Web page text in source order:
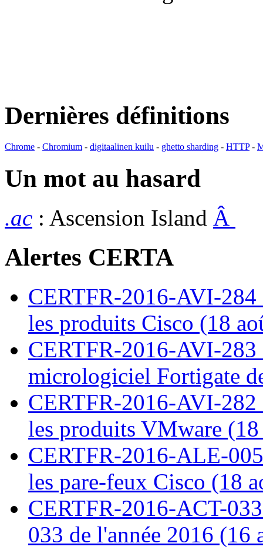
Dernières définitions
Chrome - Chromium - digitaalinen kuilu - ghetto sharding - HTTP-
Un mot au hasard
.ac : Ascension Island Â
Alertes CERTA
CERTFR-2016-AVI-
les produits Cisco (18
CERTFR-2016-AVI-
micrologiciel Fortigate
CERTFR-2016-AVI-
les produits VMware
CERTFR-2016-ALE-
les pare-feux Cisco (18
CERTFR-2016-ACT-
033 de l'année 2016 (16